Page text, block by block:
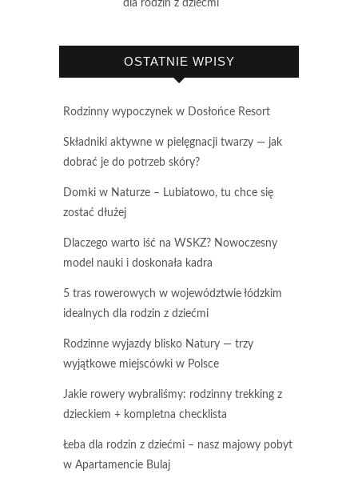
dla rodzin z dziećmi
OSTATNIE WPISY
Rodzinny wypoczynek w Dosłońce Resort
Składniki aktywne w pielęgnacji twarzy — jak
dobrać je do potrzeb skóry?
Domki w Naturze – Lubiatowo, tu chce się
zostać dłużej
Dlaczego warto iść na WSKZ? Nowoczesny
model nauki i doskonała kadra
5 tras rowerowych w województwie łódzkim
idealnych dla rodzin z dziećmi
Rodzinne wyjazdy blisko Natury — trzy
wyjątkowe miejscówki w Polsce
Jakie rowery wybraliśmy: rodzinny trekking z
dzieckiem + kompletna checklista
Łeba dla rodzin z dziećmi – nasz majowy pobyt
w Apartamencie Bulaj